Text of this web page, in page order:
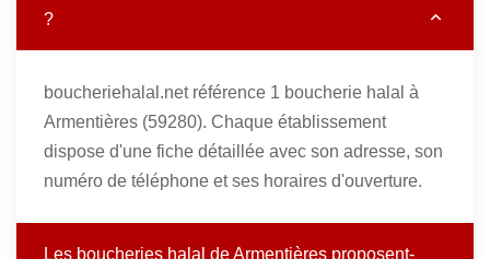
?
boucheriehalal.net référence 1 boucherie halal à
Armentières (59280). Chaque établissement
dispose d'une fiche détaillée avec son adresse, son
numéro de téléphone et ses horaires d'ouverture.
Les boucheries halal de Armentières proposent-